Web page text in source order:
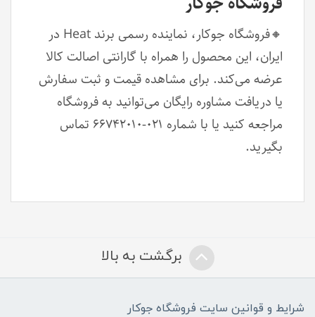
🔸فروشگاه جوکار، نماینده رسمی برند Heat در
ایران، این محصول را همراه با گارانتی اصالت کالا
عرضه می‌کند. برای مشاهده قیمت و ثبت سفارش
یا دریافت مشاوره رایگان می‌توانید به فروشگاه
مراجعه کنید یا با شماره ۰۲۱‑۶۶۷۴۲۰۱۰ تماس
بگیرید.
برگشت به بالا
شرایط و قوانین سایت فروشگاه جوکار